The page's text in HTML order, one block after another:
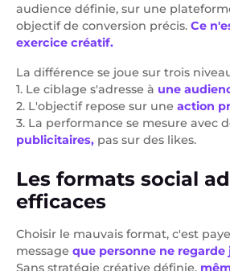
audience définie, sur une
objectif de conversion précis. Ce
exercice créatif.
La différence se joue sur trois
1. Le ciblage s'adresse à une
2. L'objectif repose sur une action
3. La performance se mesure avec
publicitaires, pas sur des likes.
Les formats social
efficaces
Choisir le mauvais format, c'est
message que personne ne
Sans stratégie créative définie,